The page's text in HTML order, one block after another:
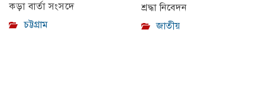
কড়া বার্তা সংসদে
চট্টগ্রাম
শ্রদ্ধা নিবেদন
জাতীয়